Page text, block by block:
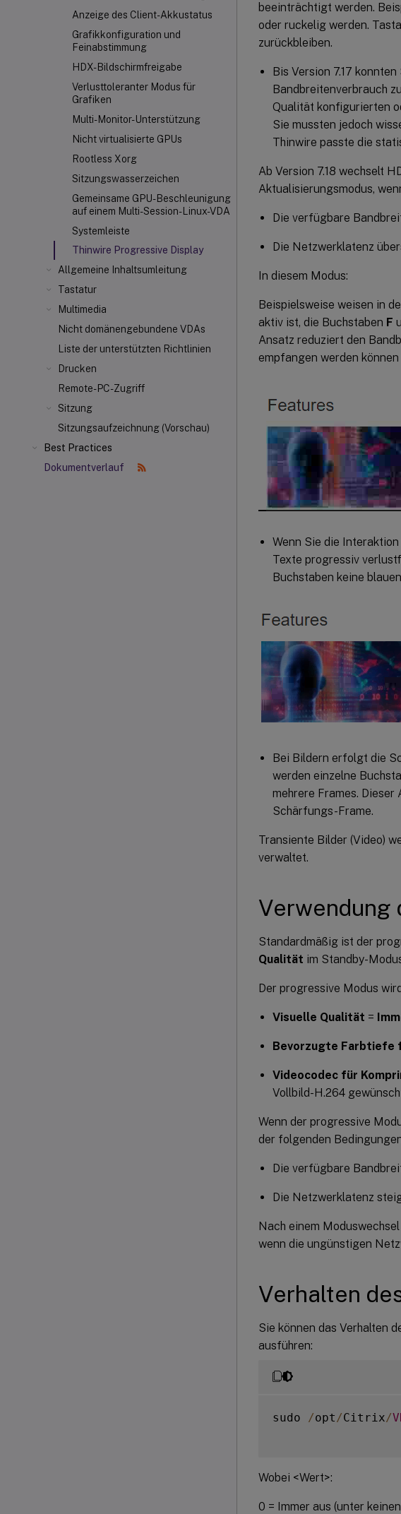
Anzeige des Client-Akkustatus
Grafikkonfiguration und
Feinabstimmung
HDX-Bildschirmfreigabe
Verlusttoleranter Modus für
Grafiken
Multi-Monitor-Unterstützung
Nicht virtualisierte GPUs
Rootless Xorg
Sitzungswasserzeichen
Gemeinsame GPU-Beschleunigung
auf einem Multi-Session-Linux-VDA
Systemleiste
Thinwire Progressive Display
Allgemeine Inhaltsumleitung
Tastatur
Multimedia
Nicht domänengebundene VDAs
Liste der unterstützten Richtlinien
Drucken
Remote-PC-Zugriff
Sitzung
Sitzungsaufzeichnung (Vorschau)
Best Practices
Dokumentverlauf
beeinträchtigt werden.
oder ruckelig werden.
zurückbleiben.
Bis Version 7.17
Bandbreitenverbrauch
Qualität konfigurierten
Sie mussten jedoch
Thinwire passte die
Ab Version 7.18 wechselt
Aktualisierungsmodus,
Die verfügbare
Die Netzwerklatenz
In diesem Modus:
Beispielsweise weisen in
aktiv ist, die Buchstaben F
Ansatz reduziert den
empfangen werden
Wenn Sie die
Texte progressiv
Buchstaben keine
Bei Bildern erfolgt die
werden einzelne
mehrere Frames.
Schärfungs-Frame.
Transiente Bilder (Video)
verwaltet.
Verwendung
Standardmäßig ist der
Qualität im Standby-
Der progressive Modus
Visuelle Qualität =
Bevorzugte Farbtiefe
Videocodec für
Vollbild-H.264
Wenn der progressive
der folgenden
Die verfügbare
Die Netzwerklatenz
Nach einem
wenn die ungünstigen
Verhalten
Sie können das Verhalten
ausführen:
sudo /opt /Citrix/
Wobei <Wert>:
0 = Immer aus (unter